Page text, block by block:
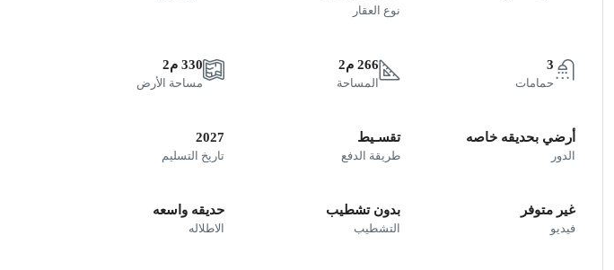
نوع العقار
3
حمامات
266 م2
المساحة
330 م2
مساحة الأرض
أرضي بحديقه خاصه
الدور
تقسـيط
طريقة الدفع
2027
تاريخ التسليم
غير متوفر
فيديو
بدون تشطيب
التشطيب
حديقه واسعه
الاطلاله